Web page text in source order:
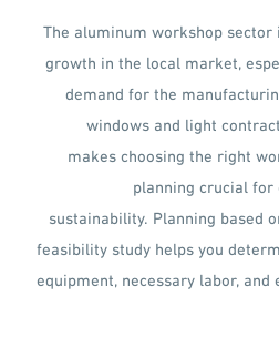
The aluminum workshop
growth in the local market,
demand for the
windows and light
makes choosing the right
planning crucial
sustainability. Planning based
feasibility study helps you
equipment, necessary labor, and